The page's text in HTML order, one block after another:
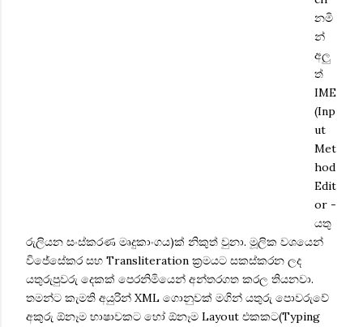
නමි
න්
අලු
ත්
IME
(Inp
ut
Met
hod
Edit
or -
යතු
රුලියන සංස්කරණ මෘදුකාංගය)ක් නිකුත් වුනා. මූලික වශයෙන්
විජේසේකර සහ Transliteration ක්‍රමයට සකස්කරන ලද
යතුරුපුවරු දෙකක් පෙරනිමියෙන් අන්තරගත කරල තියනවා.
‍තමන්ට කැමති අයුරින් XML ගොනුවක් මගින් යතුරු පොවරුවේ
අකුරු ඕනෑම භාෂාවකට හෝ ඕනෑම Layout එකකට(Typing